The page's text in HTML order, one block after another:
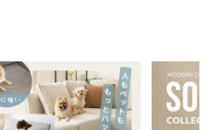
てもっと便利に！